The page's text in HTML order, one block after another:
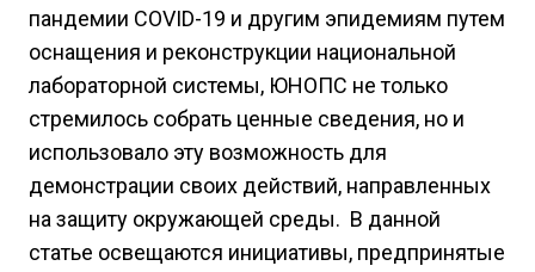
пандемии COVID-19 и другим эпидемиям путем
оснащения и реконструкции национальной
лабораторной системы, ЮНОПС не только
стремилось собрать ценные сведения, но и
использовало эту возможность для
демонстрации своих действий, направленных
на защиту окружающей среды. В данной
статье освещаются инициативы, предпринятые